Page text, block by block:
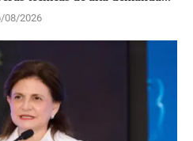
08/2026